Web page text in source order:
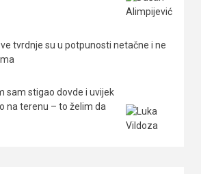
tvrdnje su u potpunosti netačne i ne
sam stigao dovde i uvijek
na terenu – to želim da